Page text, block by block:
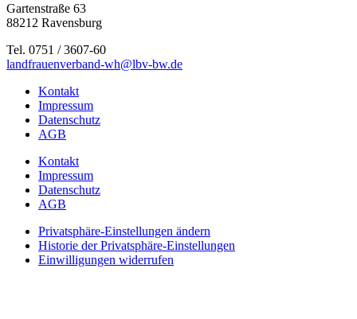
Gartenstraße 63
88212 Ravensburg
Tel. 0751 / 3607-60
landfrauenverband-wh@lbv-bw.de
Kontakt
Impressum
Datenschutz
AGB
Kontakt
Impressum
Datenschutz
AGB
Privatsphäre-Einstellungen ändern
Historie der Privatsphäre-Einstellungen
Einwilligungen widerrufen